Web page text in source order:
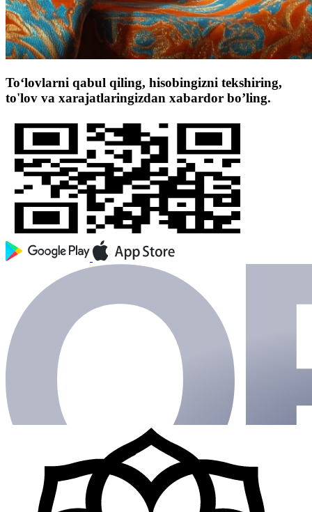
To‘lovlarni qabul qiling, hisobingizni tekshiring,
to'lov va xarajatlaringizdan xabardor bo’ling.